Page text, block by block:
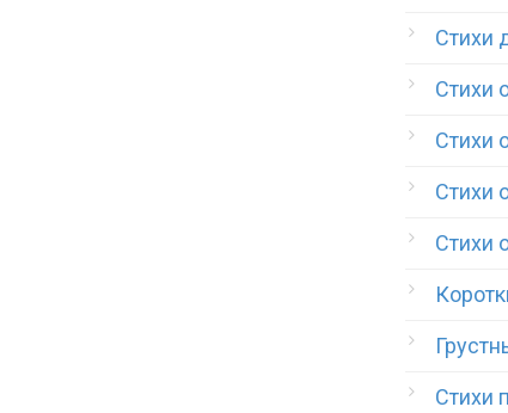
Стихи
Стихи
Стихи
Стихи
Стихи
Стихи